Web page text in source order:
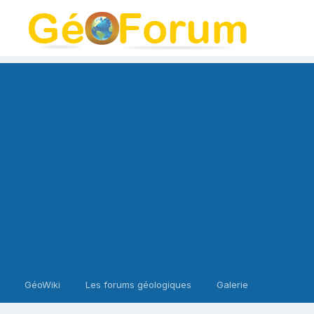
GéoWiki Les forums géologiques Galerie